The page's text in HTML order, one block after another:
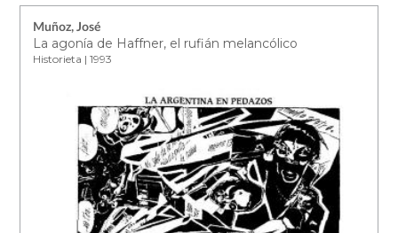
Muñoz, José
La agonía de Haffner, el rufián melancólico
Historieta | 1993